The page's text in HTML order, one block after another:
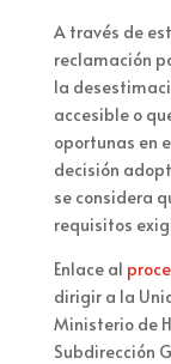
A través de
reclamación
la
accesible o
oportunas en
decisión
se considera
requisitos
Enlace al
dirigir a la
Ministerio de
Subdirección